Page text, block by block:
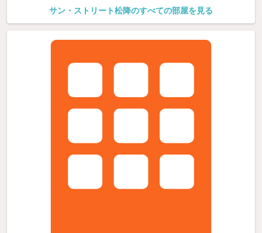
サン・ストリート松降のすべての部屋を見る